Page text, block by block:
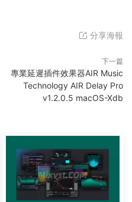
分享海報
下一篇
專業延遲插件效果器AIR Music
Technology AIR Delay Pro
v1.2.0.5 macOS-Xdb